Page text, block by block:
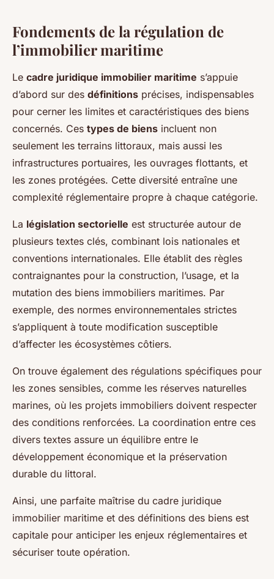
Fondements de la régulation de
l’immobilier maritime
Le cadre juridique immobilier maritime s’appuie
d’abord sur des définitions précises, indispensables
pour cerner les limites et caractéristiques des biens
concernés. Ces types de biens incluent non
seulement les terrains littoraux, mais aussi les
infrastructures portuaires, les ouvrages flottants, et
les zones protégées. Cette diversité entraîne une
complexité réglementaire propre à chaque catégorie.
La législation sectorielle est structurée autour de
plusieurs textes clés, combinant lois nationales et
conventions internationales. Elle établit des règles
contraignantes pour la construction, l’usage, et la
mutation des biens immobiliers maritimes. Par
exemple, des normes environnementales strictes
s’appliquent à toute modification susceptible
d’affecter les écosystèmes côtiers.
On trouve également des régulations spécifiques pour
les zones sensibles, comme les réserves naturelles
marines, où les projets immobiliers doivent respecter
des conditions renforcées. La coordination entre ces
divers textes assure un équilibre entre le
développement économique et la préservation
durable du littoral.
Ainsi, une parfaite maîtrise du cadre juridique
immobilier maritime et des définitions des biens est
capitale pour anticiper les enjeux réglementaires et
sécuriser toute opération.